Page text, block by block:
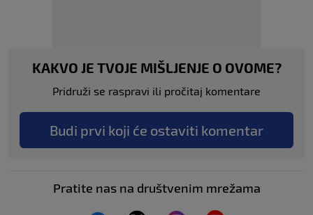
KAKVO JE TVOJE MIŠLJENJE O OVOME?
Pridruži se raspravi ili pročitaj komentare
Budi prvi koji će ostaviti komentar
Pratite nas na društvenim mrežama